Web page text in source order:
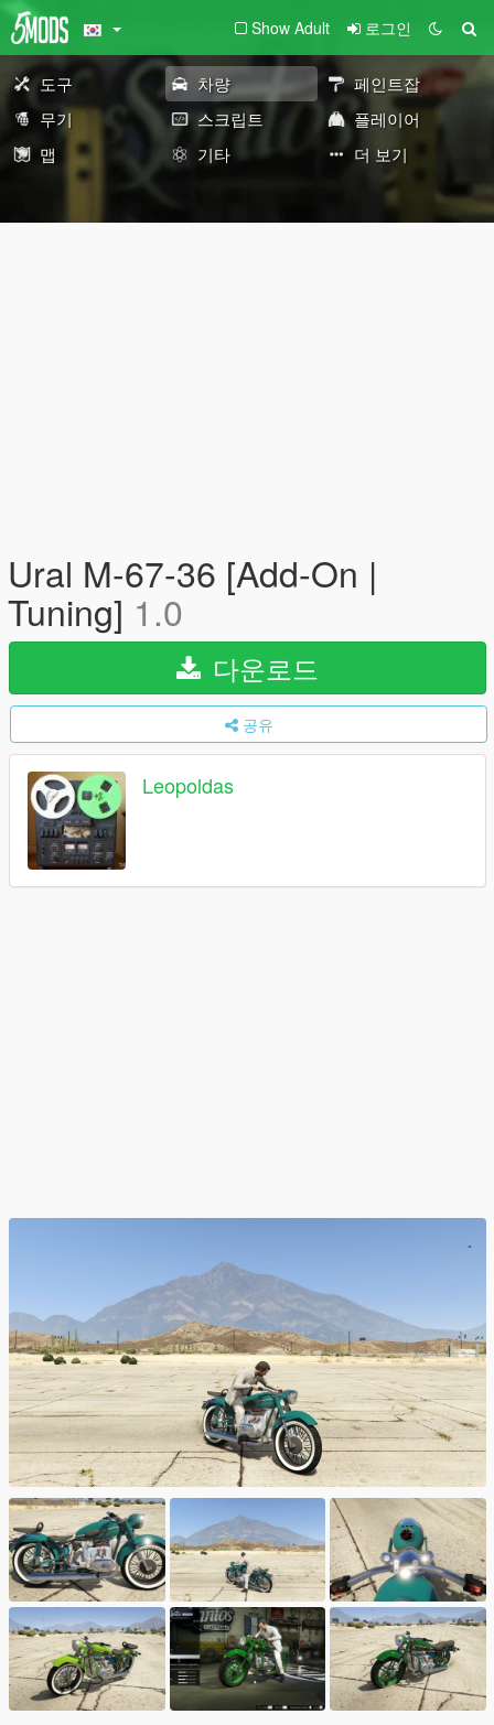
Show Adult 로그인
도구 차량
페인트잡
무기
스크립트
플레이어
맵
기타 더 보기
Ural M-67-36 [Add-On |
Tuning] 1.0
다운로드
공유
Leopoldas